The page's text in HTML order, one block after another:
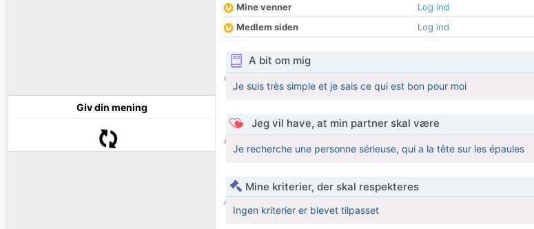
Giv din mening
Mine venner
Log ind
Medlem siden
Log ind
A bit om mig
Je suis très simple et je sais ce qui est bon pour moi
Jeg vil have, at min partner skal være
Je recherche une personne sérieuse, qui a la tête sur les épaules
Mine kriterier, der skal respekteres
Ingen kriterier er blevet tilpasset